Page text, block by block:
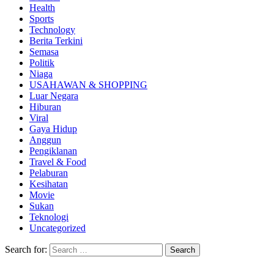
Health
Sports
Technology
Berita Terkini
Semasa
Politik
Niaga
USAHAWAN & SHOPPING
Luar Negara
Hiburan
Viral
Gaya Hidup
Anggun
Pengiklanan
Travel & Food
Pelaburan
Kesihatan
Movie
Sukan
Teknologi
Uncategorized
Search for: